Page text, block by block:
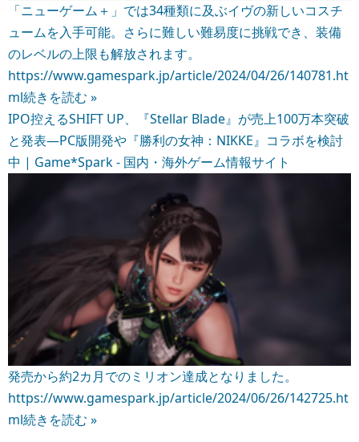
「ニューゲーム＋」では34種類に及ぶイヴの新しいコスチ
ュームを入手可能。さらに難しい難易度に挑戦でき、装備
のレベルの上限も解放されます。
https://www.gamespark.jp/article/2024/04/26/140781.ht
ml続きを読む »
IPO控えるSHIFT UP、『Stellar Blade』が売上100万本突破
と発表―PC版開発や『勝利の女神：NIKKE』コラボを検討
中 | Game*Spark - 国内・海外ゲーム情報サイト
発売から約2カ月でのミリオン達成となりました。
https://www.gamespark.jp/article/2024/06/26/142725.ht
ml続きを読む »